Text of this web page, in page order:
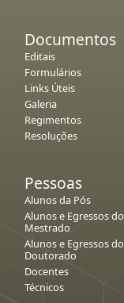
Documentos
Editais
Formulários
Links Úteis
Galeria
Regimentos
Resoluções
Pessoas
Alunos da Pós
Alunos e Egressos do
Mestrado
Alunos e Egressos do
Doutorado
Docentes
Técnicos